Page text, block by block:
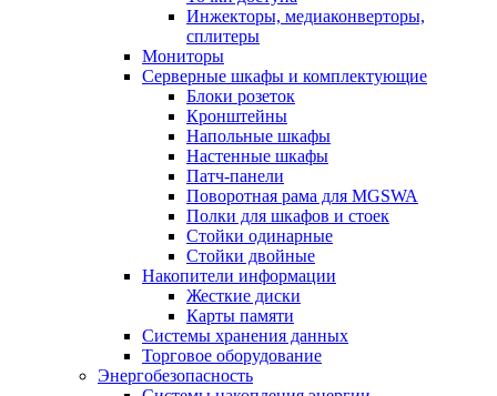
Инжекторы, медиаконверторы,
сплитеры
Мониторы
Серверные шкафы и комплектующие
Блоки розеток
Кронштейны
Напольные шкафы
Настенные шкафы
Патч-панели
Поворотная рама для MGSWA
Полки для шкафов и стоек
Стойки одинарные
Стойки двойные
Накопители информации
Жесткие диски
Карты памяти
Системы хранения данных
Торговое оборудование
Энергобезопасность